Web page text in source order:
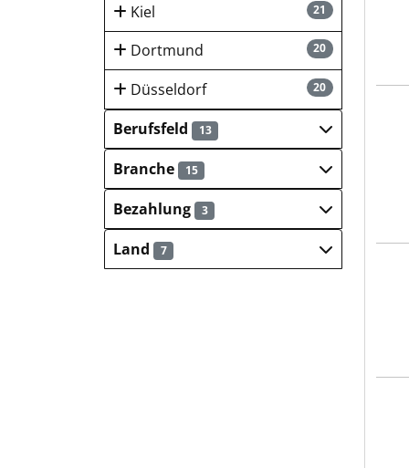
21
Kiel
20
Dortmund
20
Düsseldorf
Berufsfeld
13
Branche 15
Bezahlung 3
Land 7